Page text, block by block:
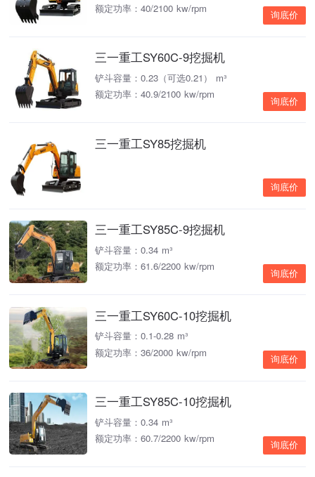
额定功率：40/2100 kw/rpm
询底价
三一重工SY60C-9挖掘机
铲斗容量：0.23（可选0.21） m³
额定功率：40.9/2100 kw/rpm
询底价
三一重工SY85挖掘机
询底价
三一重工SY85C-9挖掘机
铲斗容量：0.34 m³
额定功率：61.6/2200 kw/rpm
询底价
三一重工SY60C-10挖掘机
铲斗容量：0.1-0.28 m³
额定功率：36/2000 kw/rpm
询底价
三一重工SY85C-10挖掘机
铲斗容量：0.34 m³
额定功率：60.7/2200 kw/rpm
询底价